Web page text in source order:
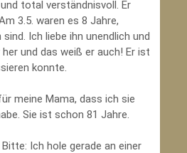
total verständnisvoll. Er
3.5. waren es 8 Jahre,
Ich liebe ihn unendlich und
und das weiß er auch! Er ist
konnte.
meine Mama, dass ich sie
Sie ist schon 81 Jahre.
Ich hole gerade an einer